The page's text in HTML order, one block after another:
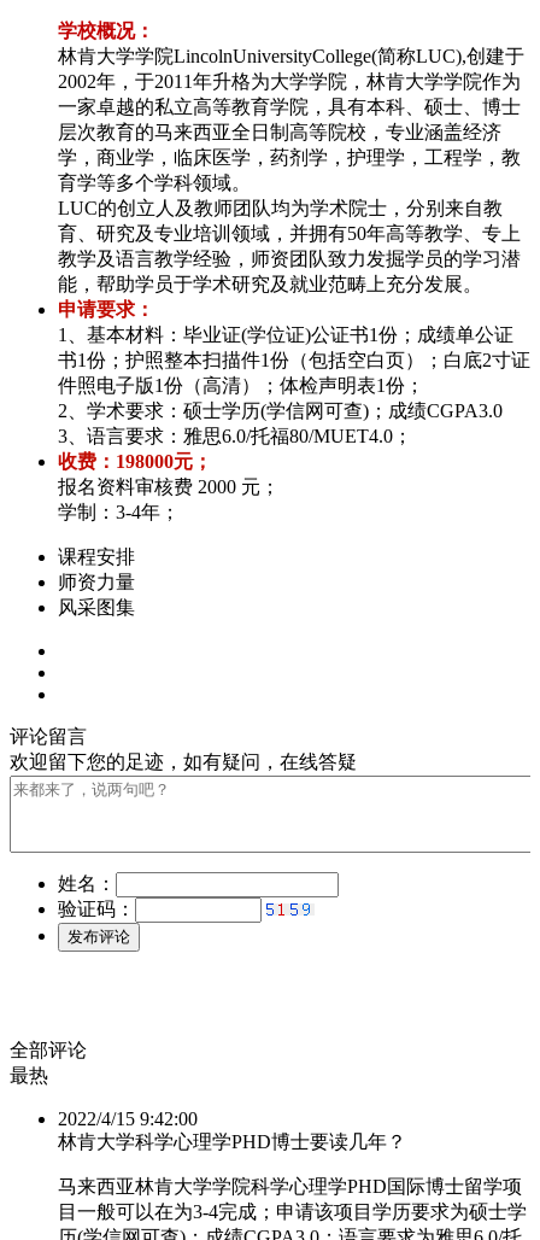
学校概况：
林肯大学学院LincolnUniversityCollege(简称LUC),创建于
2002年，于2011年升格为大学学院，林肯大学学院作为
一家卓越的私立高等教育学院，具有本科、硕士、博士
层次教育的马来西亚全日制高等院校，专业涵盖经济
学，商业学，临床医学，药剂学，护理学，工程学，教
育学等多个学科领域。
LUC的创立人及教师团队均为学术院士，分别来自教
育、研究及专业培训领域，并拥有50年高等教学、专上
教学及语言教学经验，师资团队致力发掘学员的学习潜
能，帮助学员于学术研究及就业范畴上充分发展。
申请要求：
1、基本材料：毕业证(学位证)公证书1份；成绩单公证
书1份；护照整本扫描件1份（包括空白页）；白底2寸证
件照电子版1份（高清）；体检声明表1份；
2、学术要求：硕士学历(学信网可查)；成绩CGPA3.0
3、语言要求：雅思6.0/托福80/MUET4.0；
收费：198000元；
报名资料审核费 2000 元；
学制：3-4年；
课程安排
师资力量
风采图集
评论留言
全部评论
最热
2022/4/15 9:42:00
林肯大学科学心理学PHD博士要读几年？
马来西亚林肯大学学院科学心理学PHD国际博士留学项
目一般可以在为3-4完成；申请该项目学历要求为硕士学